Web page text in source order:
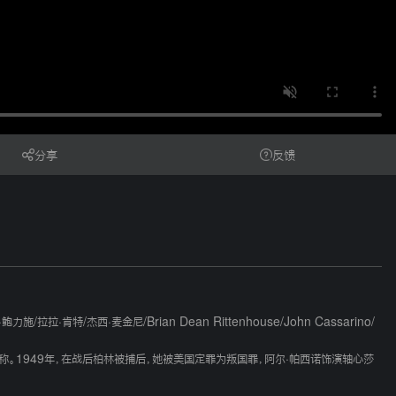
分享 反馈
鲍力施/拉拉·肯特/杰西·麦金尼/Brian Dean Rittenhouse/John Cassarino/
1949年，在战后柏林被捕后，她被美国定罪为叛国罪，阿尔·帕西诺饰演轴心莎